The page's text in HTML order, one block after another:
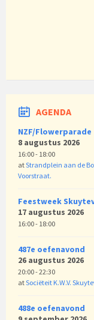
AGENDA
NZF/Flowerparade
8 augustus 2026
16:00 - 18:00
atStrandplein aan de
Voorstraat.
Feestweek
17 augustus 2026
16:00 - 18:00
487e oefenavond
26 augustus 2026
20:00 - 22:30
atSociëteit K.W.V.
488e oefenavond